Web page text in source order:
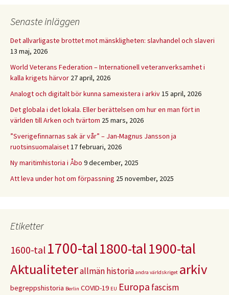
Senaste inläggen
Det allvarligaste brottet mot mänskligheten: slavhandel och slaveri
13 maj, 2026
World Veterans Federation – Internationell veteranverksamhet i
kalla krigets härvor 27 april, 2026
Analogt och digitalt bör kunna samexistera i arkiv15 april, 2026
Det globala i det lokala. Eller berättelsen om hur en man fört in
världen till Arken och tvärtom 25 mars, 2026
”Sverigefinnarnas sak är vår” – Jan-Magnus Jansson ja
ruotsinsuomalaiset17 februari, 2026
Ny maritimhistoria i Åbo 9 december, 2025
Att leva under hot om förpassning 25 november, 2025
Etiketter
1600-tal 1700-tal1800-tal1900-tal
Aktualiteterallmän historia andra världskriget arkiv
begreppshistoria Berlin COVID-19 EU Europa fascism